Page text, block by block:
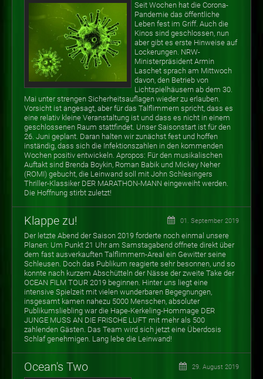
Seit Wochen hat die Corona-
Pandemie das öffentliche
Leben fest im Griff. Auch die
Kinos sind geschlossen, nun
aber gibt es erste Hinweise auf
Lockerungen. NRW-
Ministerpräsident Armin
Laschet sprach am Mittwoch
davon, den Betrieb von
Lichtspielhäusern ab dem 30.
Mai unter strengen Sicherheitsauflagen wieder zu erlauben.
Vorsicht ist angesagt, aber für das Talflimmern spricht, dass es
eine relativ kleine Veranstaltung ist und dass es nicht in einem
geschlossenen Raum stattfindet. Unser Saisonstart ist für den
26. Juni geplant. Daran halten wir zunächst fest und hoffen
inständig, dass sich die Infektionszahlen in den kommenden
Wochen positiv entwickeln. Apropos: Für den musikalischen
Auftakt sind Brenda Boykin, Roman Babik und Mickey Neher
(ROMI) gebucht, die Leinwand soll mit John Schlesingers
Thriller-Klassiker DER MARATHON-MANN eingeweiht werden.
Die Hoffnung stirbt zuletzt!
Klappe zu! 01. September 2019
Der letzte Abend der Saison 2019 forderte noch einmal unsere
Planen: Um Punkt 21 Uhr am Samstagabend öffnete direkt über
dem fast ausverkauften Talflimmern-Areal ein Gewitter seine
Schleusen. Doch das Publikum reagierte sehr besonnen, und so
konnte nach kurzem Abschütteln der Nässe der zweite Take der
OCEAN FILM TOUR 2019 beginnen. Hinter uns liegt eine
intensive Spielzeit mit vielen wunderbaren Begegnungen,
insgesamt kamen nahezu 5000 Menschen, absoluter
Publikumsliebling war die Hape-Kerkeling-Hommage DER
JUNGE MUSS AN DIE FRISCHE LUFT mit mehr als 500
zahlenden Gästen. Das Team wird sich jetzt eine Überdosis
Schlaf genehmigen. Lang lebe die Leinwand!
Ocean's Two 29. August 2019